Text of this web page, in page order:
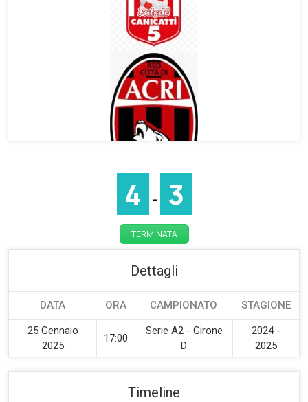
4 - 3
TERMINATA
Dettagli
DATA ORA CAMPIONATO STAGIONE
25 Gennaio
2025
17:00
Serie A2 - Girone
D
2024 -
2025
Timeline